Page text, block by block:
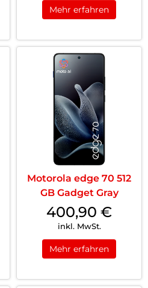
Mehr erfahren
Motorola edge 70 512
GB Gadget Gray
400,90 €
inkl. MwSt.
Mehr erfahren